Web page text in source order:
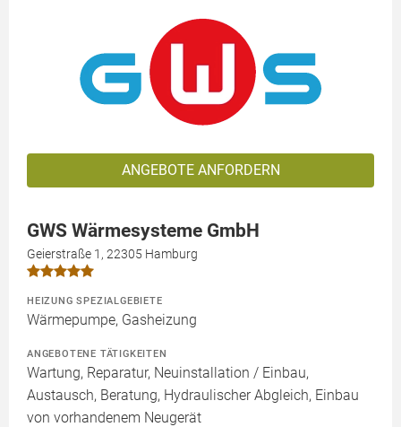
ANGEBOTE ANFORDERN
GWS Wärmesysteme GmbH
Geierstraße 1, 22305 Hamburg
HEIZUNG SPEZIALGEBIETE
Wärmepumpe, Gasheizung
ANGEBOTENE TÄTIGKEITEN
Wartung, Reparatur, Neuinstallation / Einbau,
Austausch, Beratung, Hydraulischer Abgleich, Einbau
von vorhandenem Neugerät